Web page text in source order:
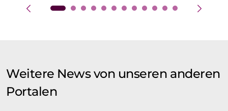
Weitere News von unseren anderen
Portalen